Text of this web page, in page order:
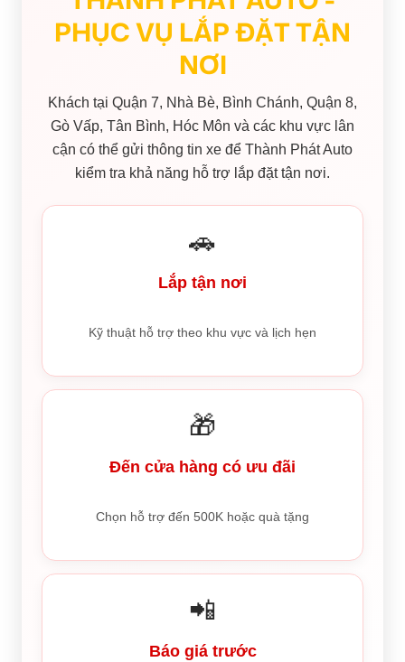
PHỤC VỤ LẮP ĐẶT TẬN
NƠI
Khách tại Quận 7, Nhà Bè, Bình Chánh, Quận 8,
Gò Vấp, Tân Bình, Hóc Môn và các khu vực lân
cận có thể gửi thông tin xe để Thành Phát Auto
kiểm tra khả năng hỗ trợ lắp đặt tận nơi.
🚗
Lắp tận nơi
Kỹ thuật hỗ trợ theo khu vực và lịch hẹn
🎁
Đến cửa hàng có ưu đãi
Chọn hỗ trợ đến 500K hoặc quà tặng
📲
Báo giá trước